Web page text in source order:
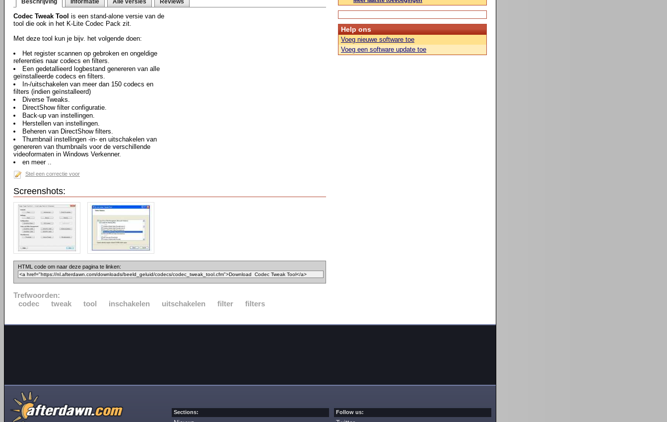
Beschrijving Informatie Alle versies Reviews
Codec Tweak Tool is een stand-alone versie van de
tool die ook in het K-Lite Codec Pack zit.
Met deze tool kun je bijv. het volgende doen:
Het register scannen op gebroken en ongeldige
referenties naar codecs en filters.
Een gedetallieerd logbestand genereren van alle
geïnstalleerde codecs en filters.
In-/uitschakelen van meer dan 150 codecs en
filters (indien geïnstalleerd)
Diverse Tweaks.
DirectShow filter configuratie.
Back-up van instellingen.
Herstellen van instellingen.
Beheren van DirectShow filters.
Thumbnail instellingen -in- en uitschakelen van
genereren van thumbnails voor de verschillende
videoformaten in Windows Verkenner.
en meer ..
Stel een correctie voor
Screenshots:
HTML code om naar deze pagina te linken:
Trefwoorden:
codec
tweak tool inschakelen uitschakelen filter filters
Help ons
Voeg nieuwe software toe
Voeg een software update toe
Sections: Follow us: